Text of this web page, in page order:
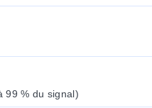
99 % du signal)